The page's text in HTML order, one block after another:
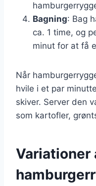
Bagning: Bag
ca. 1 time, og
minut for at få
Når
hvile i et par
skiver. Server den
som kartofler,
Variationer